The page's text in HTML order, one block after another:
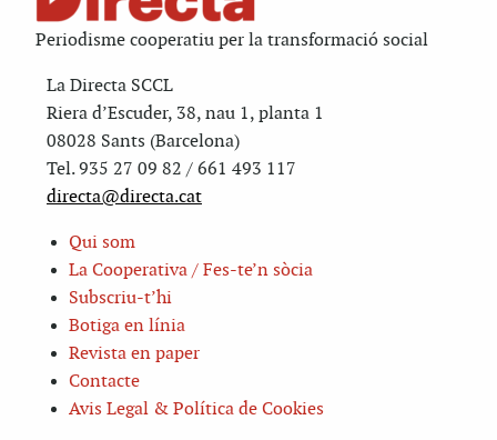
Periodisme cooperatiu per la transformació social
La Directa SCCL
Riera d’Escuder, 38, nau 1, planta 1
08028 Sants (Barcelona)
Tel. 935 27 09 82 / 661 493 117
directa@directa.cat
Qui som
La Cooperativa / Fes-te’n sòcia
Subscriu-t’hi
Botiga en línia
Revista en paper
Contacte
Avis Legal & Política de Cookies